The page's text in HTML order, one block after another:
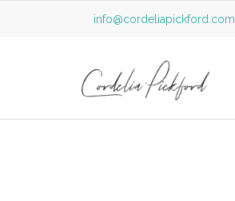
info@cordeliapickford.com